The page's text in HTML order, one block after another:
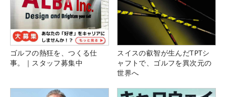
ゴルフの熱狂を、つくる仕
事。｜スタッフ募集中
スイスの叡智が生んだTPTシ
ャフトで、ゴルフを異次元の
世界へ